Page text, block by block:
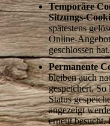
Temporäre
Sitzungs-
spätestens
Online-
geschlossen hat.
Permanente
bleiben auch
gespeichert.
Status
angezeigt
erneut besucht.